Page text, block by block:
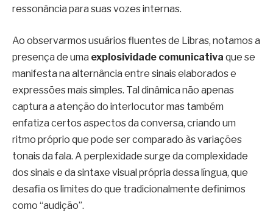
ressonância para suas vozes internas.
Ao observarmos usuários fluentes de Libras, notamos a
presença de uma explosividade comunicativa que se
manifesta na alternância entre sinais elaborados e
expressões mais simples. Tal dinâmica não apenas
captura a atenção do interlocutor mas também
enfatiza certos aspectos da conversa, criando um
ritmo próprio que pode ser comparado às variações
tonais da fala. A perplexidade surge da complexidade
dos sinais e da sintaxe visual própria dessa língua, que
desafia os limites do que tradicionalmente definimos
como “audição”.